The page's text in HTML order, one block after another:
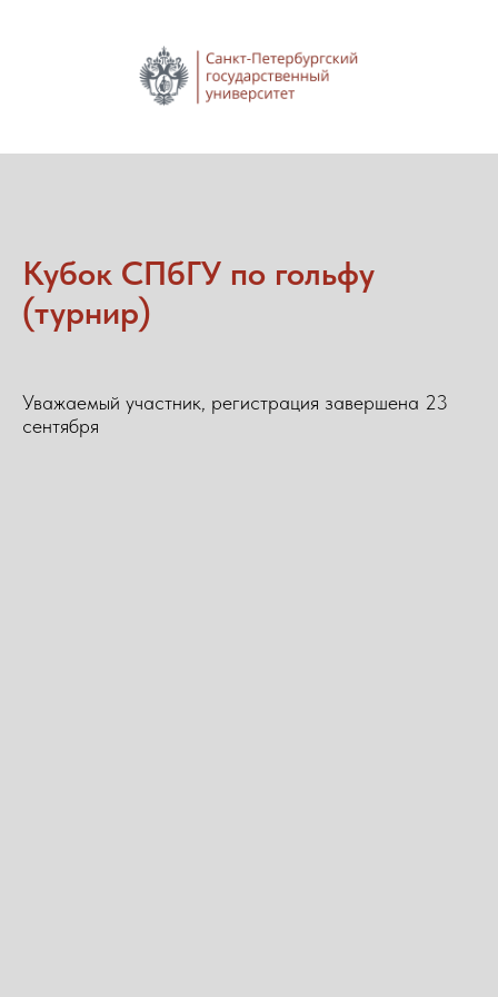
Кубок СПбГУ по гольфу
(турнир)
Уважаемый участник, регистрация завершена 23
сентября